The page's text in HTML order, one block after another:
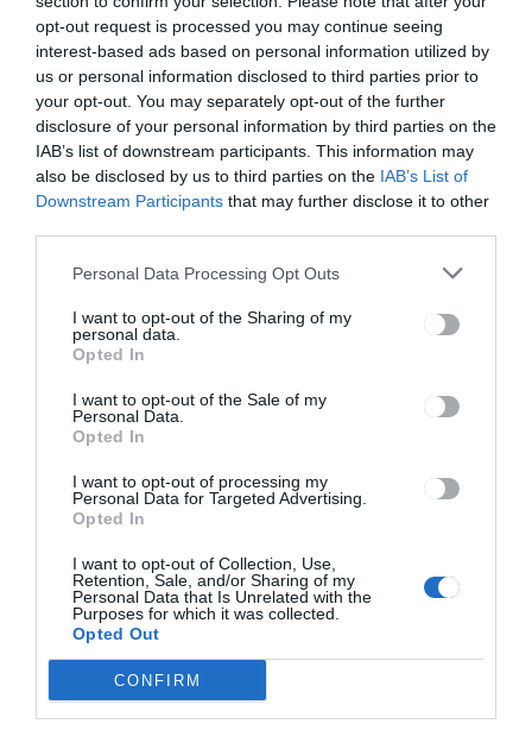
opt-out request is processed you may continue seeing
interest-based ads based on personal information utilized by
us or personal information disclosed to third parties prior to
your opt-out. You may separately opt-out of the further
disclosure of your personal information by third parties on the
IAB’s list of downstream participants. This information may
also be disclosed by us to third parties on the IAB’s List of
Downstream Participants that may further disclose it to other
Personal Data Processing Opt Outs
I want to opt-out of the Sharing of my
personal data.
Opted In
I want to opt-out of the Sale of my
Personal Data.
Opted In
I want to opt-out of processing my
Personal Data for Targeted Advertising.
Opted In
I want to opt-out of Collection, Use,
Retention, Sale, and/or Sharing of my
Personal Data that Is Unrelated with the
Purposes for which it was collected.
Opted Out
CONFIRM
Most a nyári emlékekkel
A színpadon túl: Így
láttuk a Duma Dubával a
nyolcadik VIBE